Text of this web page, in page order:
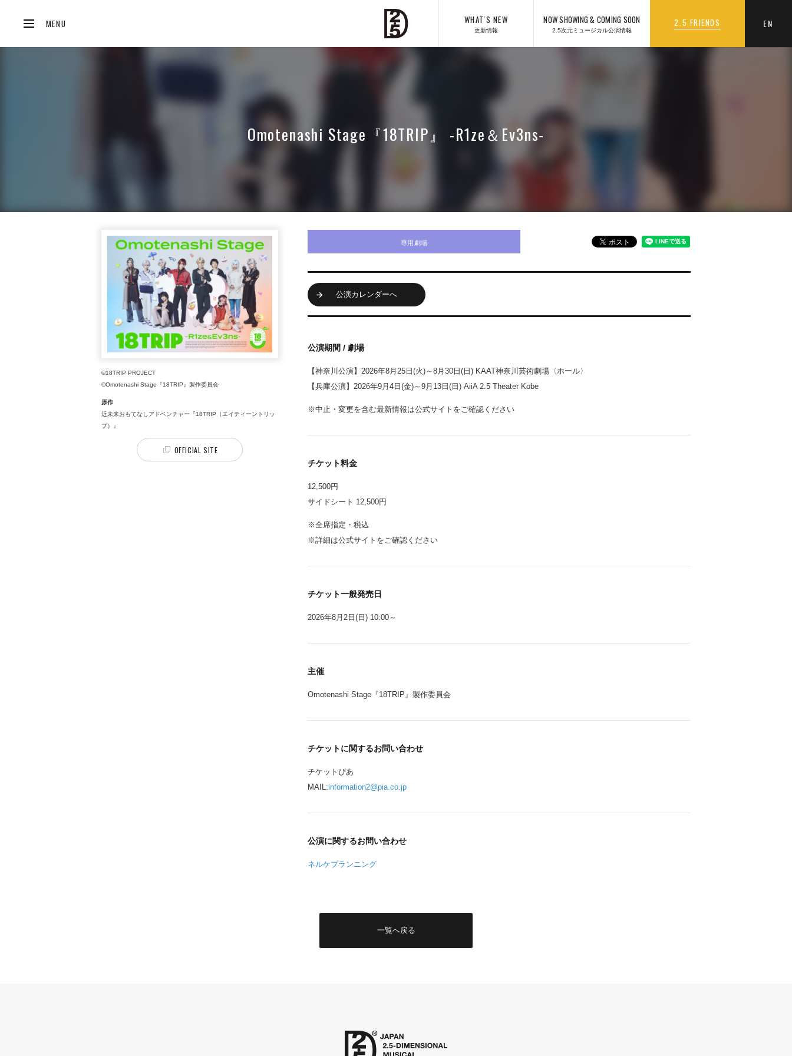
MENU EN
WHAT'S NEW
更新情報
NOW SHOWING & COMING SOON
2.5次元ミュージカル公演情報
2.5 FRIENDS
Omotenashi Stage『18TRIP』 -R1ze＆Ev3ns-
©18TRIP PROJECT
©Omotenashi Stage『18TRIP』製作委員会
原作
近未来おもてなしアドベンチャー『18TRIP（エイティーントリッ
プ）』
OFFICIAL SITE
専用劇場
公演カレンダーへ
公演期間 / 劇場
【神奈川公演】2026年8月25日(火)～8月30日(日) KAAT神奈川芸術劇場〈ホール〉
【兵庫公演】2026年9月4日(金)～9月13日(日) AiiA 2.5 Theater Kobe
※中止・変更を含む最新情報は公式サイトをご確認ください
チケット料金
12,500円
サイドシート 12,500円
※全席指定・税込
※詳細は公式サイトをご確認ください
チケット一般発売日
2026年8月2日(日) 10:00～
主催
Omotenashi Stage『18TRIP』製作委員会
チケットに関するお問い合わせ
チケットぴあ
MAIL:information2@pia.co.jp
公演に関するお問い合わせ
ネルケプランニング
一覧へ戻る